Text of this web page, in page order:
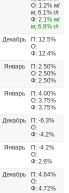
О: 1.2% м/
м; 6.1% г/г
Ф: 2.1% м/
м; 6.8% г/г
Декабрь
П: 12.5%
О:
Ф: 12.4%
Январь
П: 2.50%
О: 2.50%
Ф: 2.50%
Январь
П: 4.00%
О: 3.75%
Ф: 3.75%
Декабрь
П: -6.3%
О:
Ф: -4.2%
Январь
П: -4.2%
О:
Ф: 2.6%
Декабрь
П: 4.64%
О:
Ф: 4.72%